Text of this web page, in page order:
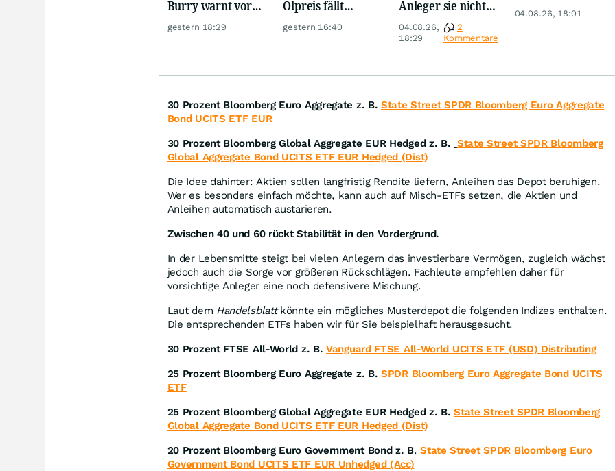
Burry warnt vor
einem Absturz wie
gestern 18:29
Ölpreis fällt
weiter, Gold legt
gestern 16:40
Anleger sie nicht
suchen
04.08.26,
18:29
2
Kommentare
04.08.26, 18:01
30 Prozent Bloomberg Euro Aggregate z. B.State Street SPDR Bloomberg Euro Aggregate
Bond UCITS ETF EUR
30 Prozent Bloomberg Global Aggregate EUR Hedged z. B. State Street SPDR Bloomberg
Global Aggregate Bond UCITS ETF EUR Hedged (Dist)
Die Idee dahinter: Aktien sollen langfristig Rendite liefern, Anleihen das Depot beruhigen.
Wer es besonders einfach möchte, kann auch auf Misch-ETFs setzen, die Aktien und
Anleihen automatisch austarieren.
Zwischen 40 und 60 rückt Stabilität in den Vordergrund.
In der Lebensmitte steigt bei vielen Anlegern das investierbare Vermögen, zugleich wächst
jedoch auch die Sorge vor größeren Rückschlägen. Fachleute empfehlen daher für
vorsichtige Anleger eine noch defensivere Mischung.
Laut dem Handelsblattkönnte ein mögliches Musterdepot die folgenden Indizes enthalten.
Die entsprechenden ETFs haben wir für Sie beispielhaft herausgesucht.
30 Prozent FTSE All-World z. B.Vanguard FTSE All-World UCITS ETF (USD) Distributing
25 Prozent Bloomberg Euro Aggregate z. B.SPDR Bloomberg Euro Aggregate Bond UCITS
ETF
25 Prozent Bloomberg Global Aggregate EUR Hedged z. B.State Street SPDR Bloomberg
Global Aggregate Bond UCITS ETF EUR Hedged (Dist)
20 Prozent Bloomberg Euro Government Bond z. B. State Street SPDR Bloomberg Euro
Government Bond UCITS ETF EUR Unhedged (Acc)